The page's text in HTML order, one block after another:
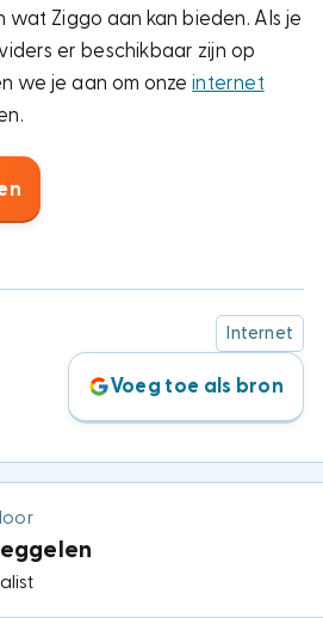
wat Ziggo aan kan bieden. Als je
er beschikbaar zijn op
we je aan om onzeinternet
Internet
Voeg toe als bron